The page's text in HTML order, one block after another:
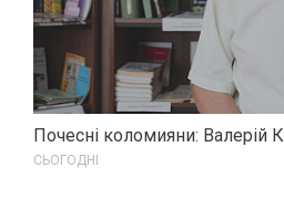
Почесні коломияни: Валерій
СЬОГОДНІ